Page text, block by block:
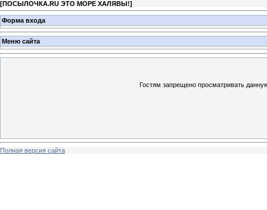
[ПОСЫЛОЧКА.RU ЭТО МОРЕ ХАЛЯВЫ!]
Форма входа
Меню сайта
Гостям запрещено просматривать
Полная версия сайта